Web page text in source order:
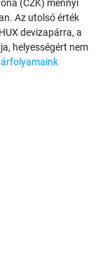
(CZK) mennyi
Az utolsó érték
devizapárra, a
helyességért nem